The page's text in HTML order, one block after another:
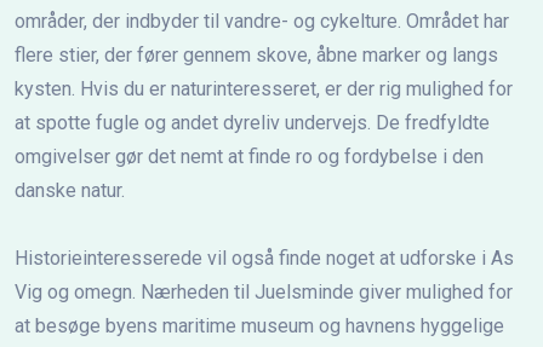
områder, der indbyder til vandre- og cykelture. Området har
flere stier, der fører gennem skove, åbne marker og langs
kysten. Hvis du er naturinteresseret, er der rig mulighed for
at spotte fugle og andet dyreliv undervejs. De fredfyldte
omgivelser gør det nemt at finde ro og fordybelse i den
danske natur.
Historieinteresserede vil også finde noget at udforske i As
Vig og omegn. Nærheden til Juelsminde giver mulighed for
at besøge byens maritime museum og havnens hyggelige